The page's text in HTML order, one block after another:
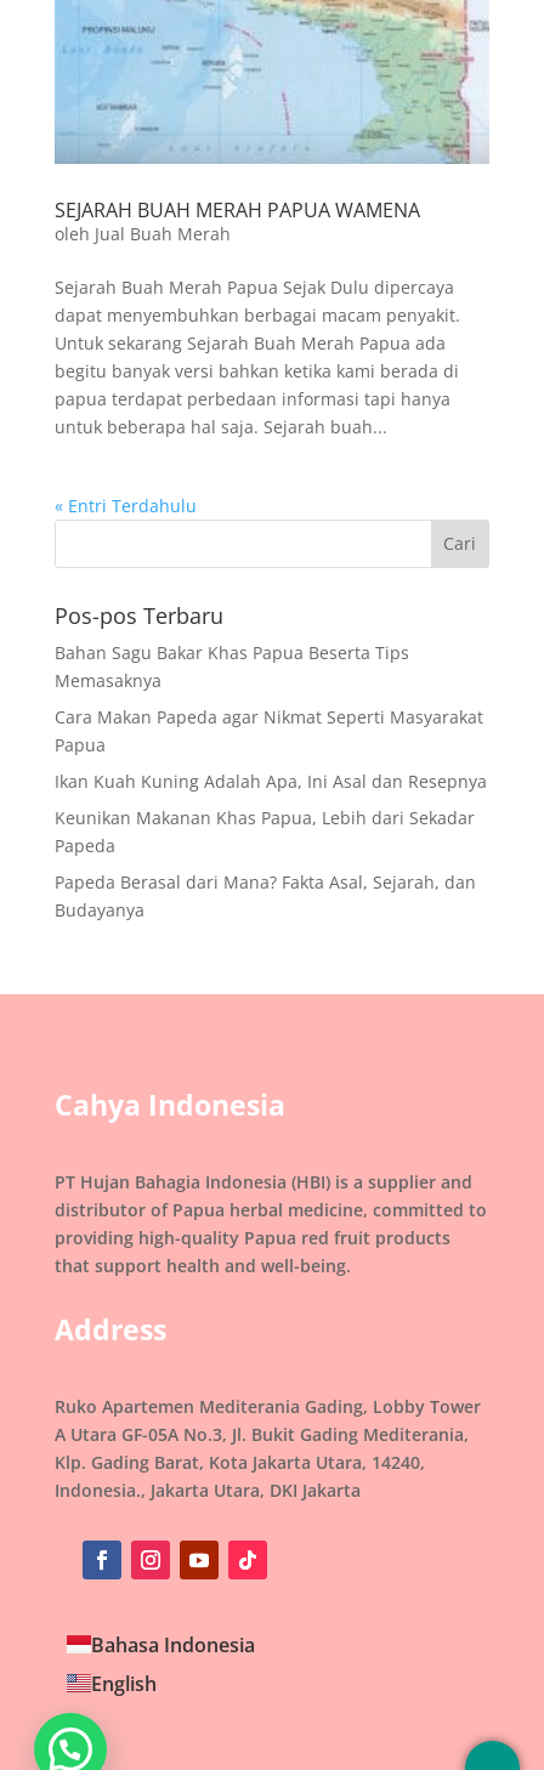
SEJARAH BUAH MERAH PAPUA WAMENA
oleh Jual Buah Merah
Sejarah Buah Merah Papua Sejak Dulu dipercaya
dapat menyembuhkan berbagai macam penyakit.
Untuk sekarang Sejarah Buah Merah Papua ada
begitu banyak versi bahkan ketika kami berada di
papua terdapat perbedaan informasi tapi hanya
untuk beberapa hal saja. Sejarah buah...
« Entri Terdahulu
Pos-pos Terbaru
Bahan Sagu Bakar Khas Papua Beserta Tips
Memasaknya
Cara Makan Papeda agar Nikmat Seperti Masyarakat
Papua
Ikan Kuah Kuning Adalah Apa, Ini Asal dan Resepnya
Keunikan Makanan Khas Papua, Lebih dari Sekadar
Papeda
Papeda Berasal dari Mana? Fakta Asal, Sejarah, dan
Budayanya
Cahya Indonesia
PT Hujan Bahagia Indonesia (HBI) is a supplier and
distributor of Papua herbal medicine, committed to
providing high-quality Papua red fruit products
that support health and well-being.
Address
Ruko Apartemen Mediterania Gading, Lobby Tower
A Utara GF-05A No.3, Jl. Bukit Gading Mediterania,
Klp. Gading Barat, Kota Jakarta Utara, 14240,
Indonesia., Jakarta Utara, DKI Jakarta
Bahasa Indonesia
English